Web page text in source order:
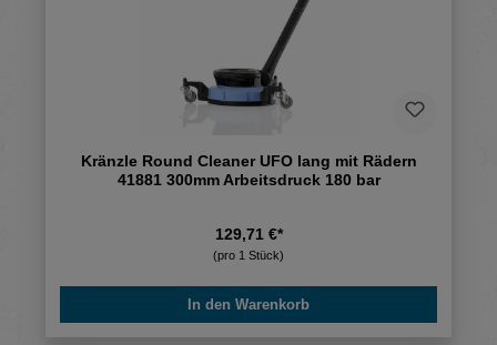
Kränzle Round Cleaner UFO lang mit Rädern
41881 300mm Arbeitsdruck 180 bar
129,71 €*
(pro 1 Stück)
In den Warenkorb